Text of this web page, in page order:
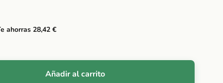
ahorras 28,42 €
Añadir al carrito